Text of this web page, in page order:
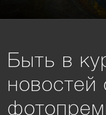
Быть в
новостей